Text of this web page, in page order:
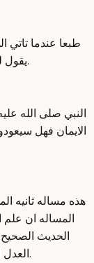
طبعا عندما تاتي
يقول لك اعود الى الاسلام لكن هل عاد الى دائره الايمان.
النبي صلى الله
الايمان فهل
هذه مساله ثانيه
المساله ان علم
الحديث
العدل الضابط عن مثله الى منتهاه من غير عله ولا شذوذ.